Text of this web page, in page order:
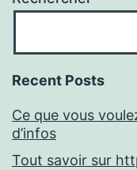
Recent Posts
Ce que vous
d’infos
Tout savoir sur